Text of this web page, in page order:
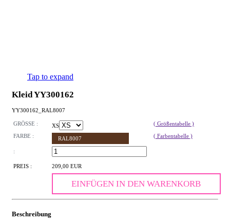
Tap to expand
Kleid YY300162
YY300162_RAL8007
GRÖSSE : XS
( Größentabelle )
FARBE :
RAL8007 ( Farbentabelle )
:
PREIS : 209,00 EUR
EINFÜGEN IN DEN WARENKORB
Beschreibung